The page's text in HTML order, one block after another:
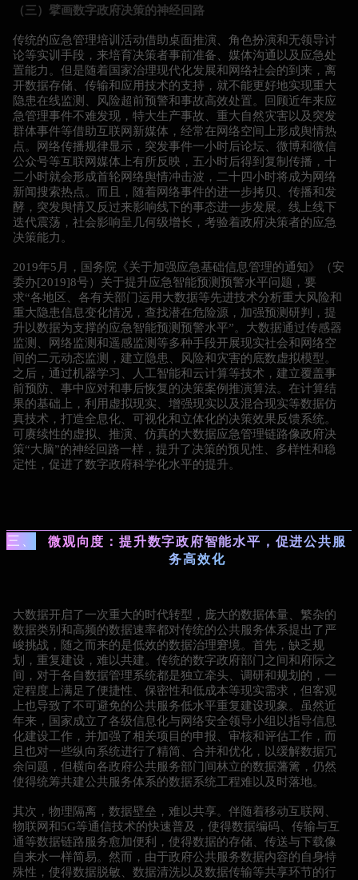
（三）擘画数字政府决策的神经回路
传统的应急管理培训活动借助桌面推演、角色扮演和无领导讨
论等实训手段，来培育决策者事前准备、媒体沟通以及应急处
置能力。但是随着国家治理现代化发展和网络社会的到来，离
开数据存储、传输和应用技术的支持，就不能更好地实现重大
隐患在线监测、风险超前预警和事故高效处置。回顾近年来应
急管理事件不难发现，特大生产事故、重大自然灾害以及突发
群体事件等借助互联网新媒体，经常在网络空间上形成舆情热
点。网络传播规律显示，突发事件一小时后论坛、微博和微信
公众号等互联网媒体上有所反映，五小时后得到复制传播，十
二小时就会形成首轮网络舆情冲击波，二十四小时将成为网络
新闻搜索热点。而且，随着网络事件的进一步拷贝、传播和发
酵，突发舆情又反过来影响线下的事态进一步发展。线上线下
迭代震荡，社会影响呈几何级增长，考验着政府决策者的应急
决策能力。
2019年5月，国务院《关于加强应急基础信息管理的通知》（安
委办[2019]8号）关于提升应急智能预测预警水平问题，要
求“各地区、各有关部门运用大数据等先进技术分析重大风险和
重大隐患信息变化情况，查找潜在危险源，加强预测研判，提
升以数据为支撑的应急智能预测预警水平”。大数据通过传感器
监测、网络监测和遥感监测等多种手段开展现实社会和网络空
间的二元动态监测，建立隐患、风险和灾害的底数虚拟模型。
之后，通过机器学习、人工智能和云计算等技术，建立覆盖事
前预防、事中应对和事后恢复的决策案例推演算法。在计算结
果的基础上，利用虚拟现实、增强现实以及混合现实等数据仿
真技术，打造全息化、可视化和立体化的决策效果反馈系统。
可赓续性的虚拟、推演、仿真的大数据应急管理链路像政府决
策“大脑”的神经回路一样，提升了决策的预见性、多样性和稳
定性，促进了数字政府科学化水平的提升。
三、
微观向度：提升数字政府智能水平，促进公共服
务高效化
大数据开启了一次重大的时代转型，庞大的数据体量、繁杂的
数据类别和高频的数据速率都对传统的公共服务体系提出了严
峻挑战，随之而来的是低效的数据治理窘境。首先，缺乏规
划，重复建设，难以共建。传统的数字政府部门之间和府际之
间，对于各自数据管理系统都是独立牵头、调研和规划的，一
定程度上满足了便捷性、保密性和低成本等现实需求，但客观
上也导致了不可避免的公共服务低水平重复建设现象。虽然近
年来，国家成立了各级信息化与网络安全领导小组以指导信息
化建设工作，并加强了相关项目的申报、审核和评估工作，而
且也对一些纵向系统进行了精简、合并和优化，以缓解数据冗
余问题，但横向各政府公共服务部门间林立的数据藩篱，仍然
使得统筹共建公共服务体系的数据系统工程难以及时落地。
其次，物理隔离，数据壁垒，难以共享。伴随着移动互联网、
物联网和5G等通信技术的快速普及，使得数据编码、传输与互
通等数据链路服务愈加便利，使得数据的存储、传送与下载像
自来水一样简易。然而，由于政府公共服务数据内容的自身特
殊性，使得数据脱敏、数据清洗以及数据传输等共享环节的行